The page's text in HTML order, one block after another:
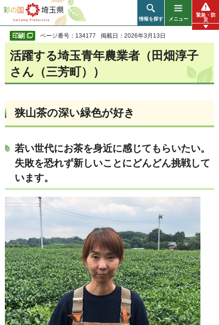
彩の国 埼玉県
情報を探す メニュー
緊急・防
災
ページ番号：134177 掲載日：2026年3月13日
活躍する埼玉青年農業者（田畑淳子
さん（三芳町））
狭山茶の深い緑色が好き
若い世代にお茶を身近に感じてもらいたい。
失敗を恐れず新しいことにどんどん挑戦して
います。